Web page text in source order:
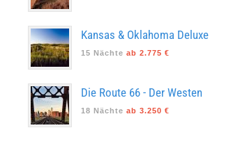
Kansas & Oklahoma Deluxe
15 Nächte ab 2.775 €
Die Route 66 - Der Westen
18 Nächte ab 3.250 €